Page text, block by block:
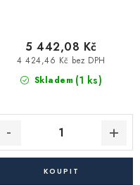
Skladem (1 ks)
4 424,46 Kč bez DPH
5 442,08 Kč